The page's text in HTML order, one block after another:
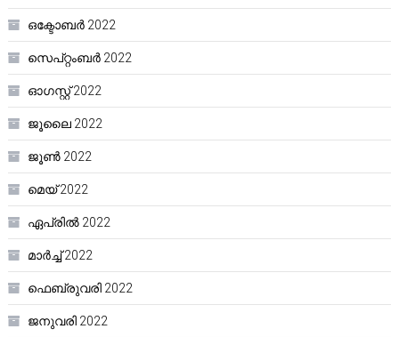
ഒക്ടോബർ 2022
സെപ്റ്റംബർ 2022
ഓഗസ്റ്റ്‌ 2022
ജൂലൈ 2022
ജൂൺ 2022
മെയ്‌ 2022
ഏപ്രിൽ 2022
മാർച്ച്‌ 2022
ഫെബ്രുവരി 2022
ജനുവരി 2022